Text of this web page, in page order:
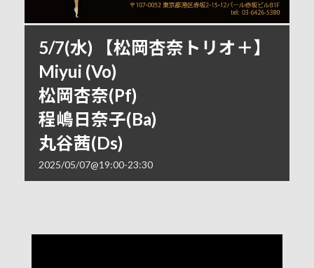
5/7(水) 【松岡杏奈トリオ＋】
Miyui (Vo)
松岡杏奈(Pf)
程嶋日奈子(Ba)
丸谷茜(Ds)
2025/05/07@19:00-23:30